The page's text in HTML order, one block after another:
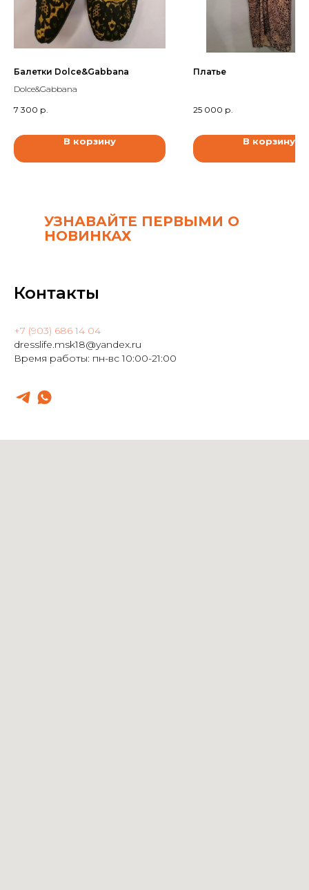
Балетки Dolce&Gabbana
Dolce&Gabbana
7 300 р.
В корзину
Платье
25 000 р.
В корзину
УЗНАВАЙТЕ ПЕРВЫМИ О
НОВИНКАХ
Контакты
+7 (903) 686 14 04
dresslife.msk18@yandex.ru
Время работы: пн-вс 10:00-21:00